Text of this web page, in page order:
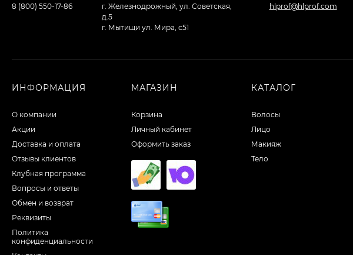
8 (800) 550-17-86
г. Железнодрожный, ул. Советская,
д.5
г. Мытищи ул. Мира, с51
hlprof@hlprof.com
ИНФОРМАЦИЯ
О компании
Акции
Доставка и оплата
Отзывы клиентов
Клубная программа
Вопросы и ответы
Обмен и возврат
Реквизиты
Политика
конфиденциальности
МАГАЗИН
Корзина
Личный кабинет
Оформить заказ
КАТАЛОГ
Волосы
Лицо
Макияж
Тело